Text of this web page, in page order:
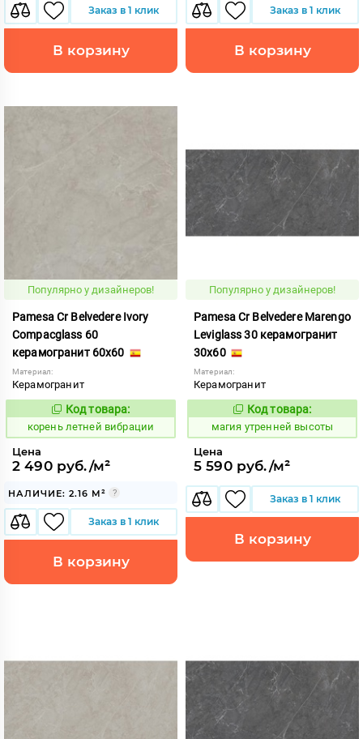
Заказ в 1 клик
В корзину
Заказ в 1 клик
В корзину
Популярно у дизайнеров!
Pamesa Cr Belvedere Ivory
Compacglass 60
керамогранит 60x60
Материал:
Керамогранит
787135
Код товара:
корень летней вибрации
Цена
2 490 руб./м²
НАЛИЧИЕ: 2.16 М²
Заказ в 1 клик
В корзину
Популярно у дизайнеров!
Pamesa Cr Belvedere Marengo
Leviglass 30 керамогранит
30x60
Материал:
Керамогранит
919882
Код товара:
магия утренней высоты
Цена
5 590 руб./м²
Заказ в 1 клик
В корзину